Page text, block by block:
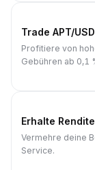
Trade APT/
Profitiere von
Gebühren ab 0,1
Erhalte
Vermehre deine
Service.